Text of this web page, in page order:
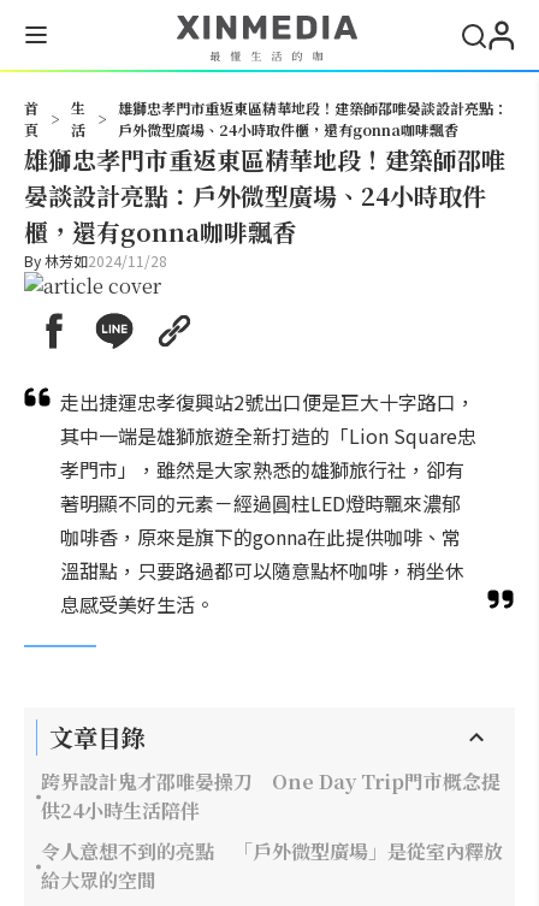
首
頁
>
生
活
>
雄獅忠孝門市重返東區精華地段！建築師邵唯晏談設計亮點：
戶外微型廣場、24小時取件櫃，還有gonna咖啡飄香
雄獅忠孝門市重返東區精華地段！建築師邵唯
晏談設計亮點：戶外微型廣場、24小時取件
櫃，還有gonna咖啡飄香
By林芳如2024/11/28
走出捷運忠孝復興站2號出口便是巨大十字路口，
其中一端是雄獅旅遊全新打造的「Lion Square忠
孝門市」，雖然是大家熟悉的雄獅旅行社，卻有
著明顯不同的元素－經過圓柱LED燈時飄來濃郁
咖啡香，原來是旗下的gonna在此提供咖啡、常
溫甜點，只要路過都可以隨意點杯咖啡，稍坐休
息感受美好生活。
文章目錄
跨界設計鬼才邵唯晏操刀 One Day Trip門市概念提
供24小時生活陪伴
令人意想不到的亮點 「戶外微型廣場」是從室內釋放
給大眾的空間